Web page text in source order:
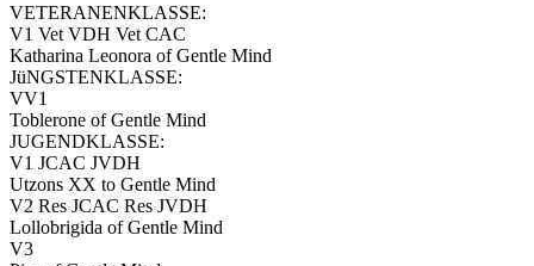
VETERANENKLASSE:
V1 Vet VDH Vet CAC
Katharina Leonora of Gentle Mind
JüNGSTENKLASSE:
VV1
Toblerone of Gentle Mind
JUGENDKLASSE:
V1 JCAC JVDH
Utzons XX to Gentle Mind
V2 Res JCAC Res JVDH
Lollobrigida of Gentle Mind
V3